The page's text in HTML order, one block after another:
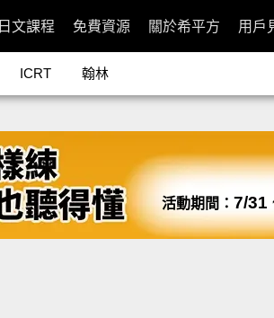
日文課程 免費資源 關於希平方 用戶
ICRT 翰林
活動期間： 7/31